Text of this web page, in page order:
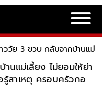
ววัย 3 ขวบ กลับจากบ้านแม่
นแม่เลี้ยง ไม่ยอมให้ย่า
สาเหตุ ครอบครัวกอ